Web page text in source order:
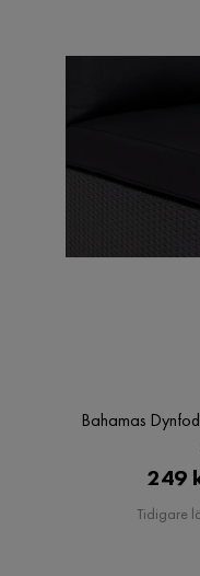
Bahamas
249
Tidigare